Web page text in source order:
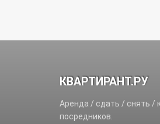
КВАРТИРАНТ.РУ
Аренда / сдать / снять /
посредников.